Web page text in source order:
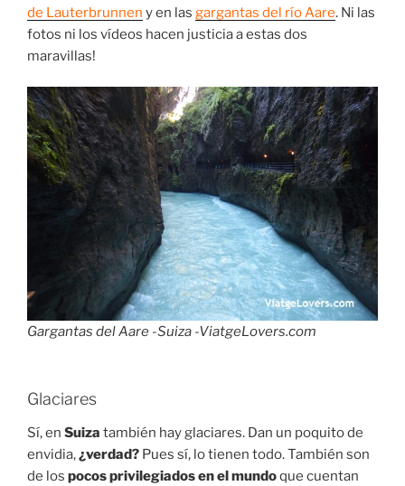
de Lauterbrunnen y en las gargantas del río Aare. Ni las
fotos ni los vídeos hacen justicia a estas dos
maravillas!
Gargantas del Aare -Suiza -ViatgeLovers.com
Glaciares
Sí, en Suiza también hay glaciares. Dan un poquito de
envidia,¿verdad? Pues sí, lo tienen todo. También son
de los pocos privilegiados en el mundoque cuentan